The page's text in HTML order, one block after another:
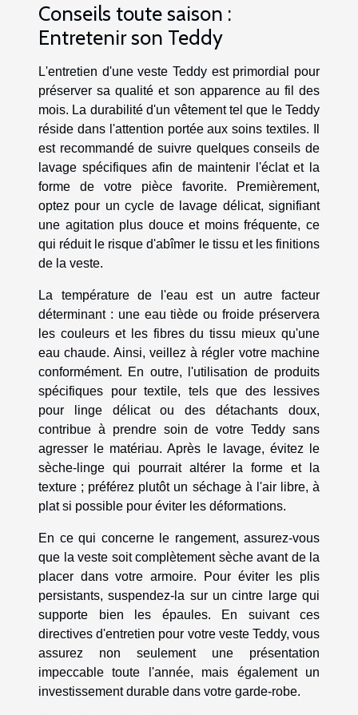
Conseils toute saison :
Entretenir son Teddy
L'entretien d'une veste Teddy est primordial pour
préserver sa qualité et son apparence au fil des
mois. La durabilité d'un vêtement tel que le Teddy
réside dans l'attention portée aux soins textiles. Il
est recommandé de suivre quelques conseils de
lavage spécifiques afin de maintenir l'éclat et la
forme de votre pièce favorite. Premièrement,
optez pour un cycle de lavage délicat, signifiant
une agitation plus douce et moins fréquente, ce
qui réduit le risque d'abîmer le tissu et les finitions
de la veste.
La température de l'eau est un autre facteur
déterminant : une eau tiède ou froide préservera
les couleurs et les fibres du tissu mieux qu'une
eau chaude. Ainsi, veillez à régler votre machine
conformément. En outre, l'utilisation de produits
spécifiques pour textile, tels que des lessives
pour linge délicat ou des détachants doux,
contribue à prendre soin de votre Teddy sans
agresser le matériau. Après le lavage, évitez le
sèche-linge qui pourrait altérer la forme et la
texture ; préférez plutôt un séchage à l'air libre, à
plat si possible pour éviter les déformations.
En ce qui concerne le rangement, assurez-vous
que la veste soit complètement sèche avant de la
placer dans votre armoire. Pour éviter les plis
persistants, suspendez-la sur un cintre large qui
supporte bien les épaules. En suivant ces
directives d'entretien pour votre veste Teddy, vous
assurez non seulement une présentation
impeccable toute l'année, mais également un
investissement durable dans votre garde-robe.